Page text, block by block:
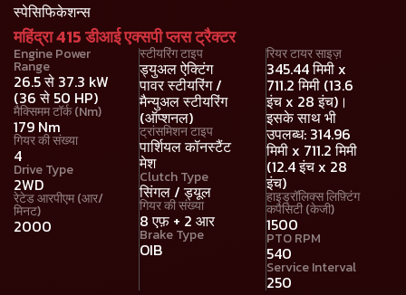
स्पेसिफिकेशन्स
महिंद्रा 415 डीआई एक्सपी प्लस ट्रैक्टर
Engine Power
Range
26.5 से 37.3 kW
(36 से 50 HP)
मैक्सिमम टॉर्क (Nm)
179 Nm
गियर की संख्या
4
Drive Type
2WD
रेटेड आरपीएम (आर/
मिनट)
2000
स्टीयरिंग टाइप
ड्युअल ऐक्टिंग
पावर स्टीयरिंग /
मैन्युअल स्टीयरिंग
(ऑप्शनल)
ट्रांसमिशन टाइप
पार्शियल कॉनस्टैंट
मेश
Clutch Type
सिंगल / ड्यूल
गियर की संख्या
8 एफ़ + 2 आर
Brake Type
OIB
रियर टायर साइज़
345.44 मिमी x
711.2 मिमी (13.6
इंच x 28 इंच)।
इसके साथ भी
उपलब्ध: 314.96
मिमी x 711.2 मिमी
(12.4 इंच x 28
इंच)
हाइड्रॉलिक्स लिफ़्टिंग
कपैसिटी (केजी)
1500
PTO RPM
540
Service Interval
250